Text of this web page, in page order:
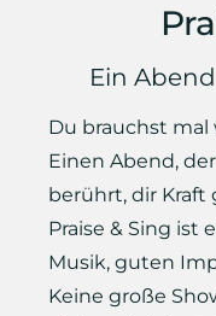
Ein
Du brauchst mal
Einen Abend,
berührt, dir Kraft
Praise & Sing ist
Musik, guten
Keine große